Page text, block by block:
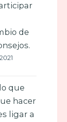
de
que
hacer
ligar a